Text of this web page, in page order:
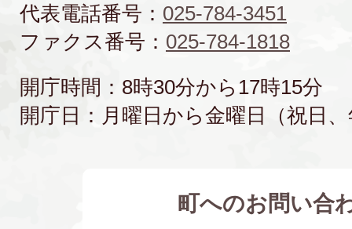
代表電話番号： 025-784-3451
ファクス番号： 025-784-1818
開庁時間：8時30分から17時15分
開庁日：月曜日から金曜日（祝日
町へのお問い合